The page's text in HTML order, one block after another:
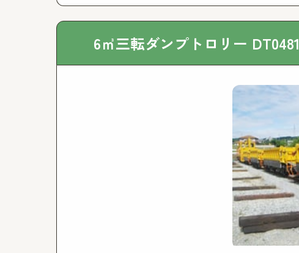
6㎥三転ダンプトロリー DT0481